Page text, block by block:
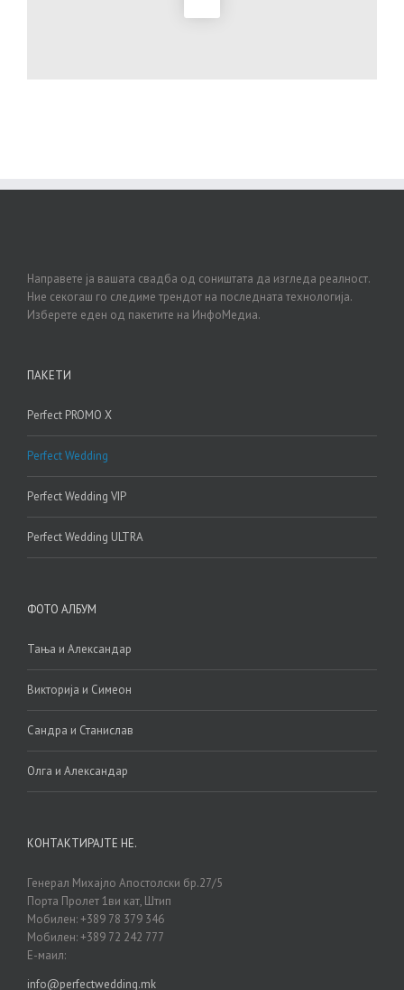
Направете ја вашата свадба од соништата да изгледа реалност.
Ние секогаш го следиме трендот на последната технологија.
Изберете еден од пакетите на ИнфоМедиа.
ПАКЕТИ
Perfect PROMO X
Perfect Wedding
Perfect Wedding VIP
Perfect Wedding ULTRA
ФОТО АЛБУМ
Тања и Александар
Викторија и Симеон
Сандра и Станислав
Олга и Александар
КОНТАКТИРАЈТЕ НЕ.
Генерал Михајло Апостолски бр.27/5
Порта Пролет 1ви кат, Штип
Мобилен: +389 78 379 346
Мобилен: +389 72 242 777
Е-маил:
info@perfectwedding.mk